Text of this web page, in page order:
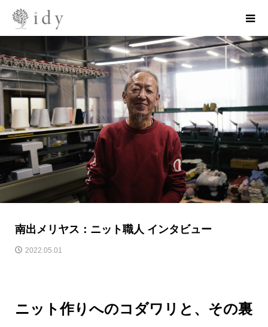
南出メリヤス：ニット職人 インタビュー
2022.05.01
ニット作りへのコダワリと、その裏